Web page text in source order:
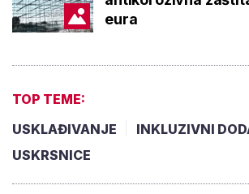
eura
TOP TEME:
USKLAĐIVANJE
INKLUZIVNI
USKRSNICE